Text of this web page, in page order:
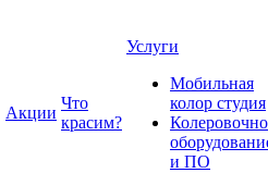
Акции
Что
красим?
Услуги
Мобильная
колор студия
и ПО